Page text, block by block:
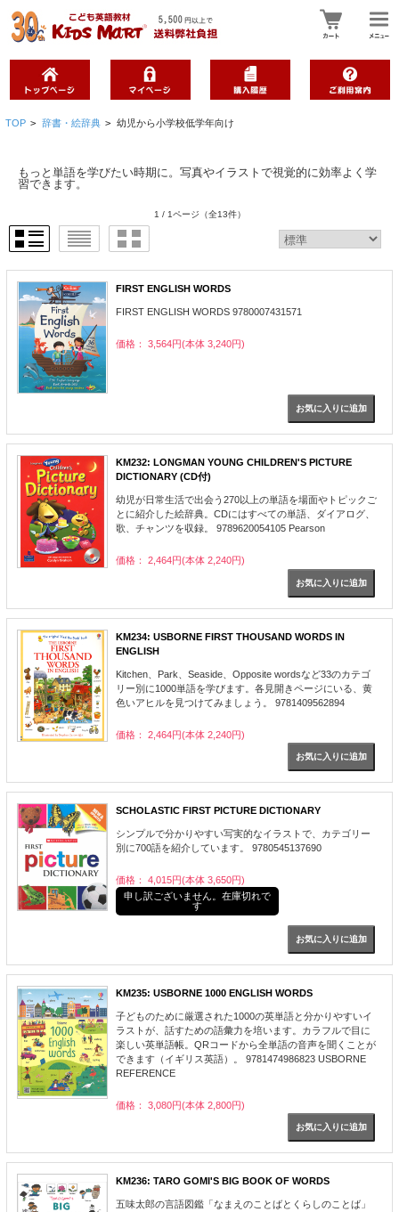
TOP > 辞書・絵辞典 > 幼児から小学校低学年向け
もっと単語を学びたい時期に。写真やイラストで視覚的に効率よく学
習できます。
1 / 1ページ （全13件）
FIRST ENGLISH WORDS
FIRST ENGLISH WORDS 9780007431571
価格： 3,564円(本体 3,240円)
KM232: LONGMAN YOUNG CHILDREN'S PICTURE
DICTIONARY (CD付)
幼児が日常生活で出会う270以上の単語を場面やトピックご
とに紹介した絵辞典。CDにはすべての単語、ダイアログ、
歌、チャンツを収録。 9789620054105 Pearson
価格： 2,464円(本体 2,240円)
KM234: USBORNE FIRST THOUSAND WORDS IN
ENGLISH
Kitchen、Park、Seaside、Opposite wordsなど33のカテゴ
リー別に1000単語を学びます。各見開きページにいる、黄
色いアヒルを見つけてみましょう。 9781409562894
価格： 2,464円(本体 2,240円)
SCHOLASTIC FIRST PICTURE DICTIONARY
シンプルで分かりやすい写実的なイラストで、カテゴリー
別に700語を紹介しています。 9780545137690
価格： 4,015円(本体 3,650円)
申し訳ございません。在庫切れで
す
KM235: USBORNE 1000 ENGLISH WORDS
子どものために厳選された1000の英単語と分かりやすいイ
ラストが、話すための語彙力を培います。カラフルで目に
楽しい英単語帳。QRコードから全単語の音声を聞くことが
できます（イギリス英語）。 9781474986823 USBORNE
REFERENCE
価格： 3,080円(本体 2,800円)
KM236: TARO GOMI'S BIG BOOK OF WORDS
五味太郎の言語図鑑「なまえのことばとくらしのことば」